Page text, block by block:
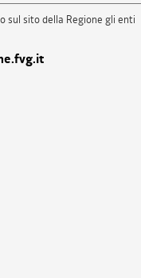
sul sito della Regione gli enti